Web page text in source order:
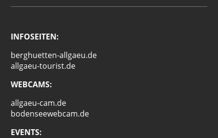
INFOSEITEN:
berghuetten-allgaeu.de
allgaeu-tourist.de
WEBCAMS:
allgaeu-cam.de
bodenseewebcam.de
EVENTS: